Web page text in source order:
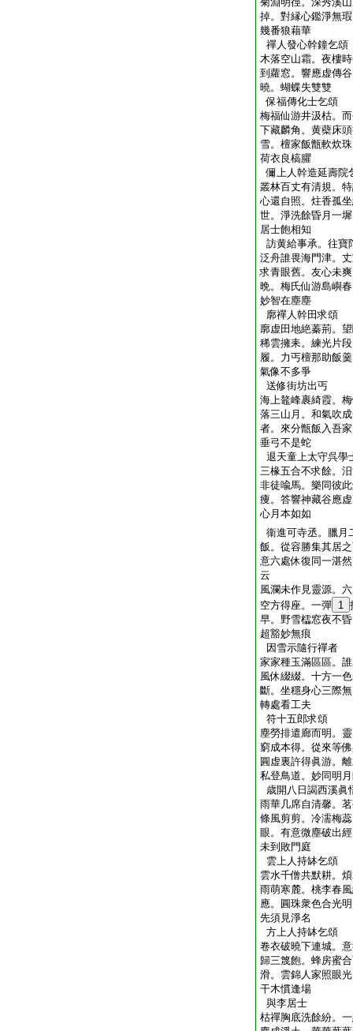
掉。對縁心鑑淨無
幾番狼藉華
禪人發心幹鐘乞頌
木落空山霜。夜樓
到蘿窓。響應虚傳
曉。蝴蝶失雙雙
保福傳化士乞頌
梅福仙游井汲枯。
下藏麟角。黄蘗床
雪。檀家飯甑軟炊
荷衣良槁臞
儞上人幹造延壽院
叢林百丈有清規。
心還自照。炷香孤
世。淨洗餘昏月一
居士飽相知
訪黄給事承。往寶
泛舟誰畏海門津。
求青眼舊。友心未
晩。梅氏仙游島嶼
妙智在塵塵
廓禪人幹田求頌
廓虚田地絶蓁荊。
稀雲擁耒。練光片
履。力丐檀那助飯
氣像不多爭
送修街坊出丐
海上鼇峰裹綺霞。
落三山月。和氣吹
者。來分甑飯入吾
垂弓不是蛇
退天童上太守呉學
三椽五合不求餘。
非徒喩馬。樂同彼
痩。答響神藏谷應
心月本如如
衞進可寺丞。臘月
飯。從容勝集其居
意六處休復同一湛
云
風瀾未作見靈源。
空方得座。一彈 1
早。野雪櫺窓夜不
超豁妙無痕
因雪示隨行禪者
家家種玉滿區區。
風休綴綴。十方一
斷。坐穩身心三際
轉處看工夫
符十五郎求頌
塵勞排遣廊而明。
窮成本得。從來等
圓虚裏許得眞游。
私登鳥道。妙同明
歳開八日謁西溪眞
雨華几席自清馨。
條風剪剪。冷濡梅
眼。有意微塵破出
未到敗門庭
雲上人持缽乞頌
雲水千僧共默耕。
雨萌寒麓。桃李春
應。圓珠衆色合光
先須見淨名
方上人持缽乞頌
卷衣破曉下連城。
歸三篾飽。蜂房蜜
滑。雲錦人家照眼
干木慣逢場
與李居士
枯禪胸底洗餘紛。